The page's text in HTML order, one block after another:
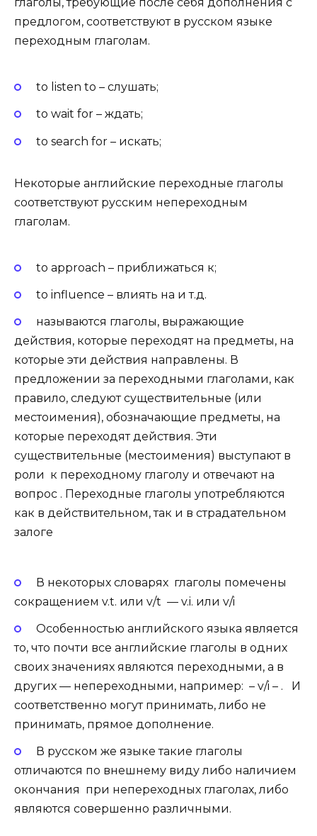
предлогом, соответствуют в русском языке
переходным глаголам.
to listen to – слушать;
to wait for – ждать;
to search for – искать;
Некоторые английские переходные глаголы
соответствуют русским непереходным
глаголам.
to approach – приближаться к;
to influence – влиять на и т.д.
называются глаголы, выражающие
действия, которые переходят на предметы, на
которые эти действия направлены. В
предложении за переходными глаголами, как
правило, следуют существительные (или
местоимения), обозначающие предметы, на
которые переходят действия. Эти
существительные (местоимения) выступают в
роли к переходному глаголу и отвечают на
вопрос . Переходные глаголы употребляются
как в действительном, так и в страдательном
залоге
В некоторых словарях глаголы помечены
сокращением v.t. или v/t — v.i. или v/i
Особенностью английского языка является
то, что почти все английские глаголы в одних
своих значениях являются переходными, а в
других — непереходными, например: – v/i – . И
соответственно могут принимать, либо не
принимать, прямое дополнение.
В русском же языке такие глаголы
отличаются по внешнему виду либо наличием
окончания при непереходных глаголах, либо
являются совершенно различными.